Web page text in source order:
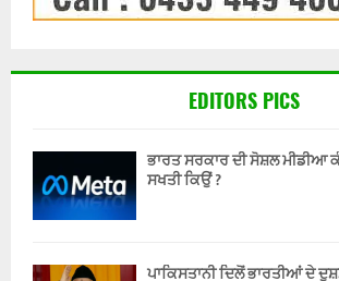
EDITORS PICS
ਭਾਰਤ ਸਰਕਾਰ ਦੀ ਸੋਸ਼ਲ ਮੀਡੀਆ
ਸਖਤੀ ਕਿਉਂ ?
ਪਾਕਿਸਤਾਨੀ ਦਿਲੋਂ ਭਾਰਤੀਆਂ ਦੇ